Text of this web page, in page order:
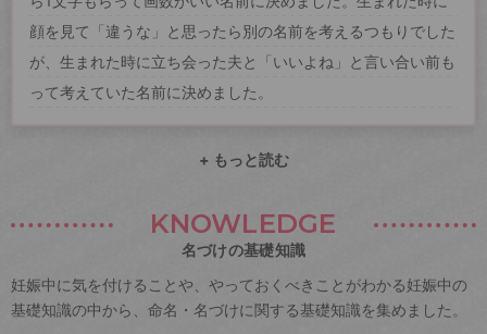
顔を見て「違うな」と思ったら別の名前を考えるつもりでした
が、生まれた時に立ち会った夫と「いいよね」と言い合い前も
って考えていた名前に決めました。
+ もっと読む
KNOWLEDGE
名づけの基礎知識
妊娠中に気を付けることや、やっておくべきことがわかる妊娠中の
基礎知識の中から、命名・名づけに関する基礎知識を集めました。